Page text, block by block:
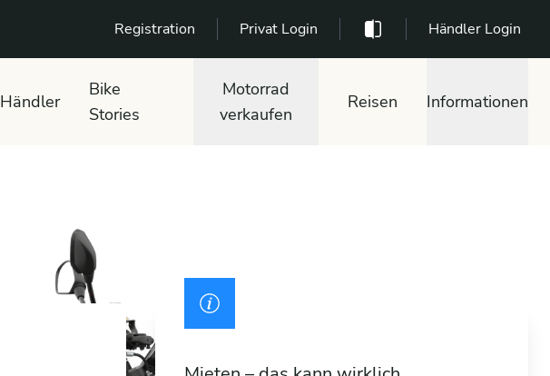
Registration Privat Login Händler Login
Händler
Bike
Stories
Motorrad
verkaufen
Reisen Informationen